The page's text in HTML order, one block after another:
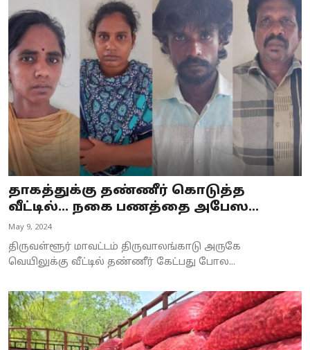
National
World
Astrology
Spirituality
Weather
Politics
தாகத்துக்கு தண்ணீர் கொடுத்த
வீட்டில்... நகை பணத்தை அபேஸ...
May 9, 2024
திருவள்ளூர் மாவட்டம் திருவாலங்காடு அருகே
வெயிலுக்கு வீட்டில் தண்ணீர் கேட்பது போல...